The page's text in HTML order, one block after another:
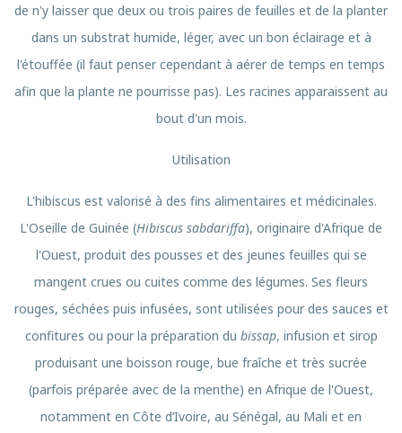
de n'y laisser que deux ou trois paires de feuilles et de la planter
dans un substrat humide, léger, avec un bon éclairage et à
l'étouffée (il faut penser cependant à aérer de temps en temps
afin que la plante ne pourrisse pas). Les racines apparaissent au
bout d'un mois.
Utilisation
L'hibiscus est valorisé à des fins alimentaires et médicinales.
L'Oseille de Guinée (Hibiscus sabdariffa), originaire d'Afrique de
l'Ouest, produit des pousses et des jeunes feuilles qui se
mangent crues ou cuites comme des légumes. Ses fleurs
rouges, séchées puis infusées, sont utilisées pour des sauces et
confitures ou pour la préparation du bissap, infusion et sirop
produisant une boisson rouge, bue fraîche et très sucrée
(parfois préparée avec de la menthe) en Afrique de l'Ouest,
notamment en Côte d’Ivoire, au Sénégal, au Mali et en